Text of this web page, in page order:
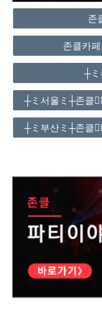
존
존클카
┼ミ
┼ミ서울ミ┼존클
┼ミ부산ミ┼존클